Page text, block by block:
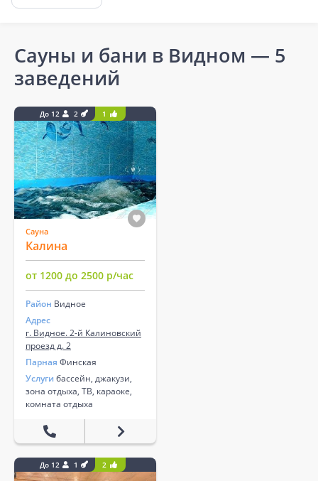
Сауны и бани в Видном — 5
заведений
До 12 2 1
Сауна
Калина
от 1200 до 2500 р/час
Район Видное
Адрес
г. Видное. 2-й Калиновский
проезд д. 2
Парная Финская
Услуги бассейн, джакузи,
зона отдыха, ТВ, караоке,
комната отдыха
До 12 1 2